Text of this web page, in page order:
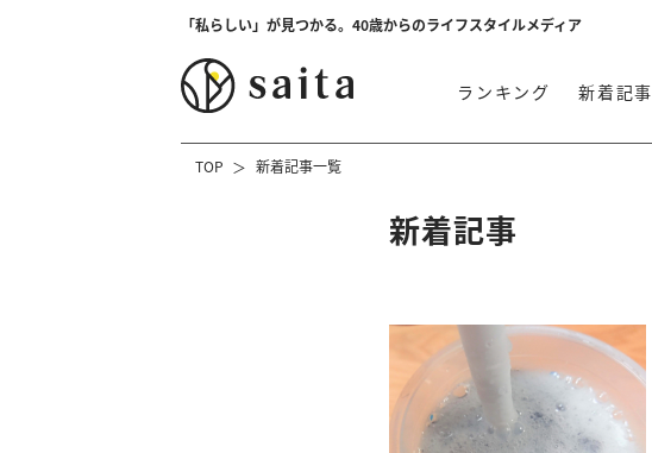
「私らしい」が見つかる。40歳からのライフスタイルメディア
ランキング 新着記事
TOP 新着記事一覧
新着記事